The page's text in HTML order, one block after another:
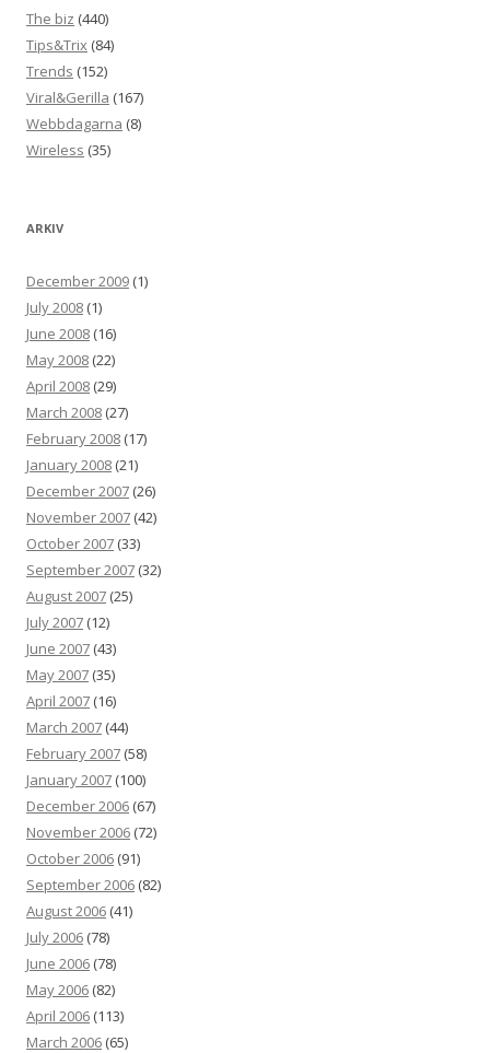
The biz (440)
Tips&Trix (84)
Trends (152)
Viral&Gerilla (167)
Webbdagarna (8)
Wireless (35)
ARKIV
December 2009 (1)
July 2008 (1)
June 2008 (16)
May 2008 (22)
April 2008 (29)
March 2008 (27)
February 2008 (17)
January 2008 (21)
December 2007 (26)
November 2007 (42)
October 2007 (33)
September 2007 (32)
August 2007 (25)
July 2007 (12)
June 2007 (43)
May 2007 (35)
April 2007 (16)
March 2007 (44)
February 2007 (58)
January 2007 (100)
December 2006 (67)
November 2006 (72)
October 2006 (91)
September 2006 (82)
August 2006 (41)
July 2006 (78)
June 2006 (78)
May 2006 (82)
April 2006 (113)
March 2006 (65)